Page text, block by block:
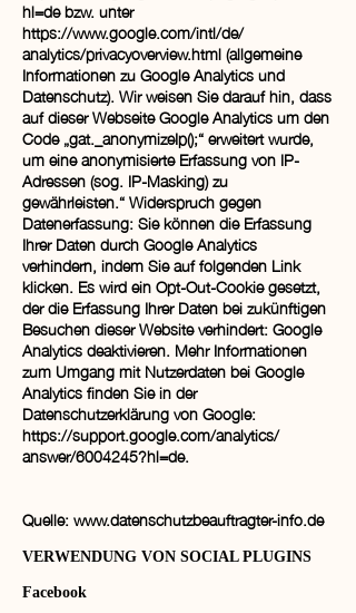
hl=de bzw. unter
https://www.google.com/intl/de/
analytics/privacyoverview.html (allgemeine
Informationen zu Google Analytics und
Datenschutz). Wir weisen Sie darauf hin, dass
auf dieser Webseite Google Analytics um den
Code „gat._anonymizeIp();“ erweitert wurde,
um eine anonymisierte Erfassung von IP-
Adressen (sog. IP-Masking) zu
gewährleisten.“ Widerspruch gegen
Datenerfassung: Sie können die Erfassung
Ihrer Daten durch Google Analytics
verhindern, indem Sie auf folgenden Link
klicken. Es wird ein Opt-Out-Cookie gesetzt,
der die Erfassung Ihrer Daten bei zukünftigen
Besuchen dieser Website verhindert: Google
Analytics deaktivieren. Mehr Informationen
zum Umgang mit Nutzerdaten bei Google
Analytics finden Sie in der
Datenschutzerklärung von Google:
https://support.google.com/analytics/
answer/6004245?hl=de.
Quelle: www.datenschutzbeauftragter-info.de
VERWENDUNG VON SOCIAL PLUGINS
Facebook